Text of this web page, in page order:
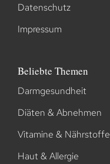
Datenschutz
Impressum
Beliebte Themen
Darmgesundheit
Diäten & Abnehmen
Vitamine & Nährstoffe
Haut & Allergie